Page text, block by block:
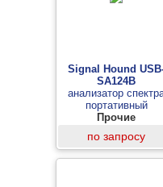
Signal Hound
SA124B
анализатор
портативный
Прочие
по запросу